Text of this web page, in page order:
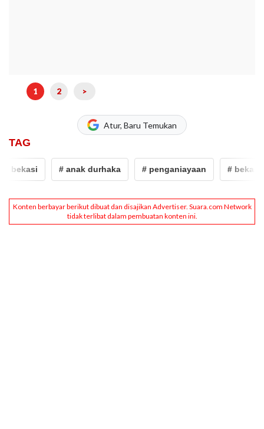
1 2 >
Atur, Baru Temukan
TAG
# anak durhaka # penganiayaan # bekasi